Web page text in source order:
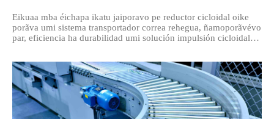
Eikuaa mba éichapa ikatu jaiporavo pe reductor cicloidal oike
porãva umi sistema transportador correa rehegua, ñamoporãvévo
par, eficiencia ha durabilidad umi solución impulsión cicloidal